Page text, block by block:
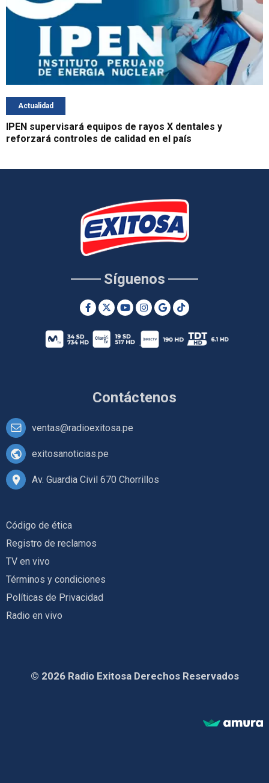
Actualidad
IPEN supervisará equipos de rayos X dentales y
reforzará controles de calidad en el país
Contáctenos
ventas@radioexitosa.pe
exitosanoticias.pe
Av. Guardia Civil 670 Chorrillos
Síguenos
Código de ética
Registro de reclamos
TV en vivo
Términos y condiciones
Políticas de Privacidad
Radio en vivo
© 2026 Radio Exitosa Derechos Reservados